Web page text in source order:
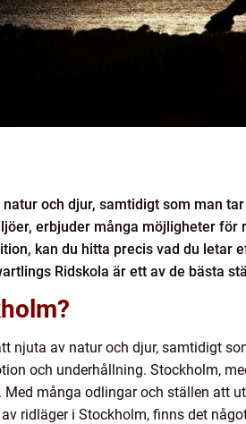
och djur, samtidigt som man
erbjuder många möjligheter
kan du hitta precis vad du letar
Ridskola är ett av de bästa
njuta av natur och djur, samtidigt
och underhållning. Stockholm,
många odlingar och ställen att
ridläger i Stockholm, finns det